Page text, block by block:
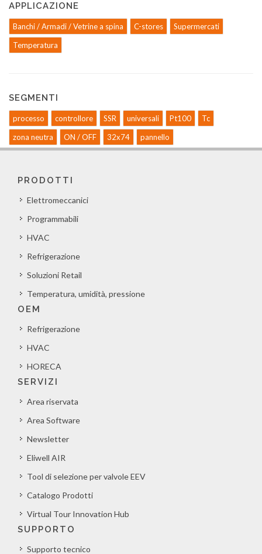
APPLICAZIONE
Banchi / Armadi / Vetrine a spina C-stores
Supermercati
Temperatura
SEGMENTI
processo controllore SSR universali Pt100
Tc
zona neutra
ON / OFF 32x74 pannello
PRODOTTI
Elettromeccanici
Programmabili
HVAC
Refrigerazione
Soluzioni Retail
Temperatura, umidità, pressione
OEM
Refrigerazione
HVAC
HORECA
SERVIZI
Area riservata
Area Software
Newsletter
Eliwell AIR
Tool di selezione per valvole EEV
Catalogo Prodotti
Virtual Tour Innovation Hub
SUPPORTO
Supporto tecnico